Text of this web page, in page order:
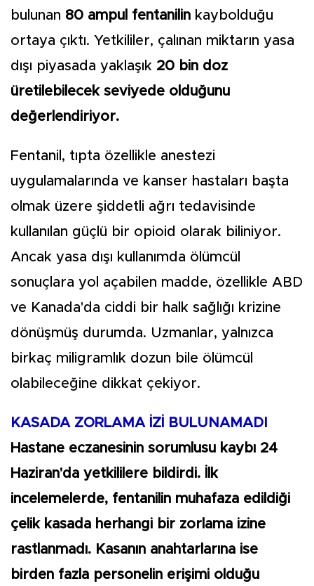
bulunan 80 ampul fentanilin kaybolduğu
ortaya çıktı. Yetkililer, çalınan miktarın yasa
dışı piyasada yaklaşık 20 bin doz
üretilebilecek seviyede olduğunu
değerlendiriyor.
Fentanil, tıpta özellikle anestezi
uygulamalarında ve kanser hastaları başta
olmak üzere şiddetli ağrı tedavisinde
kullanılan güçlü bir opioid olarak biliniyor.
Ancak yasa dışı kullanımda ölümcül
sonuçlara yol açabilen madde, özellikle ABD
ve Kanada'da ciddi bir halk sağlığı krizine
dönüşmüş durumda. Uzmanlar, yalnızca
birkaç miligramlık dozun bile ölümcül
olabileceğine dikkat çekiyor.
KASADA ZORLAMA İZİ BULUNAMADI
Hastane eczanesinin sorumlusu kaybı 24
Haziran'da yetkililere bildirdi. İlk
incelemelerde, fentanilin muhafaza edildiği
çelik kasada herhangi bir zorlama izine
rastlanmadı. Kasanın anahtarlarına ise
birden fazla personelin erişimi olduğu